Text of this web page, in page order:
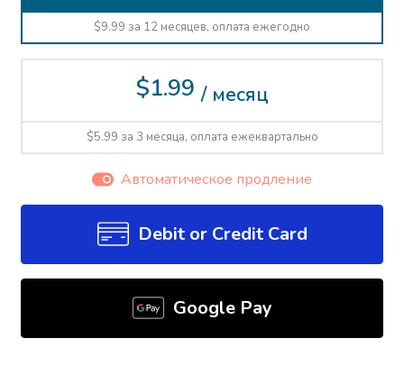
$9.99 за 12 месяцев, оплата ежегодно
$1.99 / месяц
$5.99 за 3 месяца, оплата ежеквартально
Автоматическое продление
Debit or Credit Card
Google Pay